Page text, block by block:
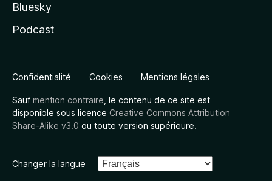
Bluesky
Podcast
Confidentialité Cookies Mentions légales
Sauf mention contraire , le contenu de ce site est
disponible sous licence Creative Commons Attribution
Share-Alike v3.0 ou toute version supérieure.
Changer la langue